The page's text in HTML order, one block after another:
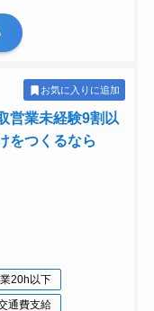
お気に入りに追加
営業未経験9割以
をつくるなら
20h以下
通費支給